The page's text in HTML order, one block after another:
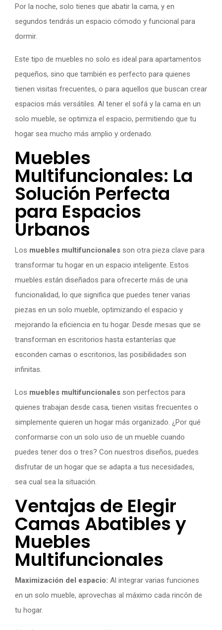
Por la noche, solo tienes que abatir la cama, y en
segundos tendrás un espacio cómodo y funcional para
dormir.
Este tipo de muebles no solo es ideal para apartamentos
pequeños, sino que también es perfecto para quienes
tienen visitas frecuentes, o para aquellos que buscan crear
espacios más versátiles. Al tener el sofá y la cama en un
solo mueble, se optimiza el espacio, permitiendo que tu
hogar sea mucho más amplio y ordenado.
Muebles
Multifuncionales: La
Solución Perfecta
para Espacios
Urbanos
Los muebles multifuncionales son otra pieza clave para
transformar tu hogar en un espacio inteligente. Estos
muebles están diseñados para ofrecerte más de una
funcionalidad, lo que significa que puedes tener varias
piezas en un solo mueble, optimizando el espacio y
mejorando la eficiencia en tu hogar. Desde mesas que se
transforman en escritorios hasta estanterías que
esconden camas o escritorios, las posibilidades son
infinitas.
Los muebles multifuncionales son perfectos para
quienes trabajan desde casa, tienen visitas frecuentes o
simplemente quieren un hogar más organizado. ¿Por qué
conformarse con un solo uso de un mueble cuando
puedes tener dos o tres? Con nuestros diseños, puedes
disfrutar de un hogar que se adapta a tus necesidades,
sea cual sea la situación.
Ventajas de Elegir
Camas Abatibles y
Muebles
Multifuncionales
Maximización del espacio: Al integrar varias funciones
en un solo mueble, aprovechas al máximo cada rincón de
tu hogar.